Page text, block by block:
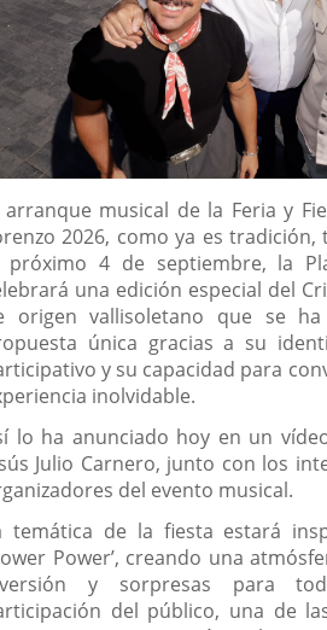
arranque musical de la Feria y
2026, como ya es
próximo 4 de septiembre, la
una edición especial del
origen vallisoletano que se
única gracias a su
y su capacidad para
inolvidable.
lo ha anunciado hoy en un
Julio Carnero, junto con los
del evento musical.
temática de la fiesta estará
Power’, creando una
y sorpresas para
del público, una de